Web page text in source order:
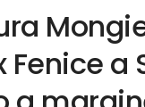
a